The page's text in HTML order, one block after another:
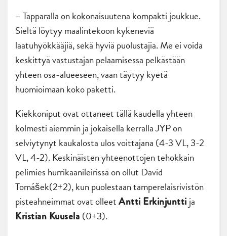
– Tapparalla on kokonaisuutena kompakti joukkue.
Sieltä löytyy maalintekoon kykeneviä
laatuhyökkääjiä, sekä hyviä puolustajia. Me ei voida
keskittyä vastustajan pelaamisessa pelkästään
yhteen osa-alueeseen, vaan täytyy kyetä
huomioimaan koko paketti.
Kiekkoniput ovat ottaneet tällä kaudella yhteen
kolmesti aiemmin ja jokaisella kerralla JYP on
selviytynyt kaukalosta ulos voittajana (4-3 VL, 3-2
VL, 4-2). Keskinäisten yhteenottojen tehokkain
pelimies hurrikaanileirissä on ollut David
Tomášek(2+2), kun puolestaan tamperelaisrivistön
pisteahneimmat ovat olleetAntti Erkinjuntti ja
Kristian Kuusela (0+3).